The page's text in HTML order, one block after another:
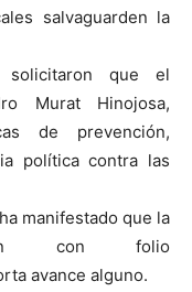
salvaguarden la
solicitaron que el
Murat Hinojosa,
de prevención,
política contra las
manifestado que la
con folio
avance alguno.